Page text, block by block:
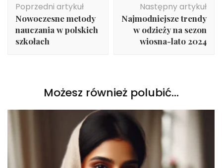
wpisu
Poprzedni artykuł
Nowoczesne metody
nauczania w polskich
szkołach
Następny artykuł
Najmodniejsze trendy
w odzieży na sezon
wiosna-lato 2024
Możesz również polubić…